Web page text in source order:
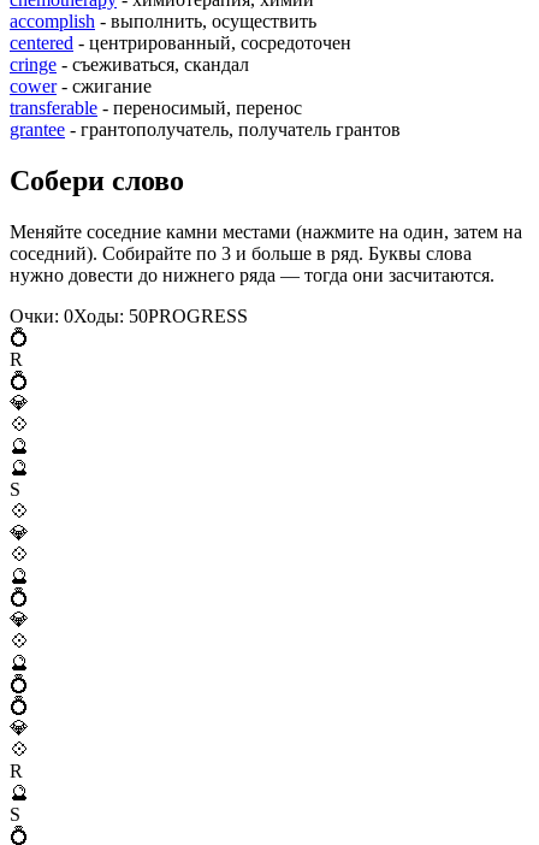
accomplish - выполнить, осуществить
centered - центрированный, сосредоточен
cringe - съеживаться, скандал
cower- сжигание
transferable - переносимый, перенос
grantee - грантополучатель, получатель грантов
Собери слово
Меняйте соседние камни местами (нажмите на один, затем на
соседний). Собирайте по 3 и больше в ряд. Буквы слова
нужно довести до нижнего ряда — тогда они засчитаются.
Очки: 0Ходы: 50PROGRESS
💍
R
💍
💎
💠
🔮
🔮
S
💠
💎
💠
🔮
💍
💎
💠
🔮
💍
💍
💎
💠
R
🔮
S
💍